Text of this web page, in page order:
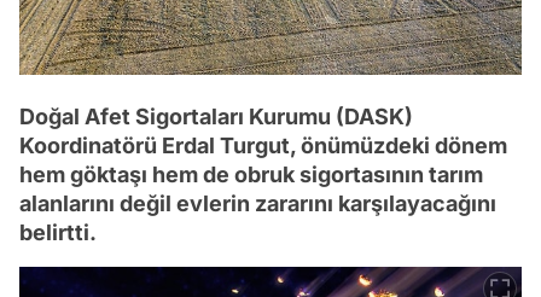
Doğal Afet Sigortaları Kurumu (DASK)
Koordinatörü Erdal Turgut, önümüzdeki dönem
hem göktaşı hem de obruk sigortasının tarım
alanlarını değil evlerin zararını karşılayacağını
belirtti.